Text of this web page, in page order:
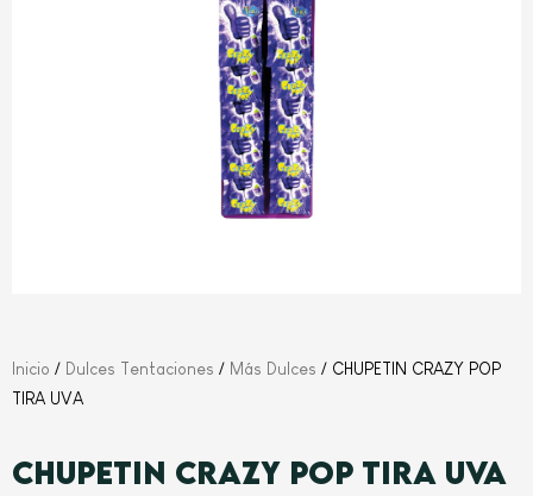
Inicio / Dulces Tentaciones / Más Dulces / CHUPETIN CRAZY POP
TIRA UVA
CHUPETIN CRAZY POP TIRA UVA